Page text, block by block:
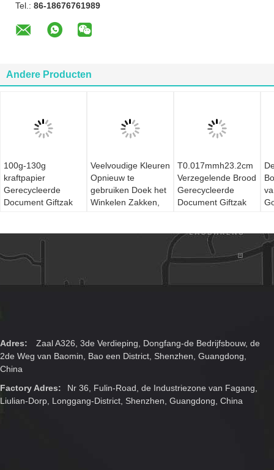
Tel.: 86-18676761989
Andere Producten
100g-130g
kraftpapier
Gerecycleerde
Document Giftzak
Veelvoudige Kleuren
Opnieuw te
gebruiken Doek het
Winkelen Zakken,
T0.017mmh23.2cm
Verzegelende Brood
Gerecycleerde
Document Giftzak
Adres:
Zaal A326, 3de Verdieping, Dongfang-de Bedrijfsbouw, de
2de Weg van Baomin, Bao een District, Shenzhen, Guangdong,
China
Factory Adres:
Nr 36, Fulin-Road, de Industriezone van Fagang,
Liulian-Dorp, Longgang-District, Shenzhen, Guangdong, China